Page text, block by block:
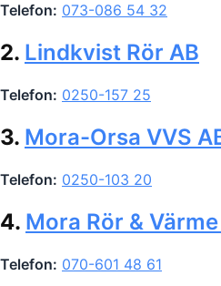
Telefon: 073-086 54 32
2. Lindkvist Rör AB
Telefon: 0250-157 25
3. Mora-Orsa VVS
Telefon: 0250-103 20
4. Mora Rör &
Telefon: 070-601 48 61